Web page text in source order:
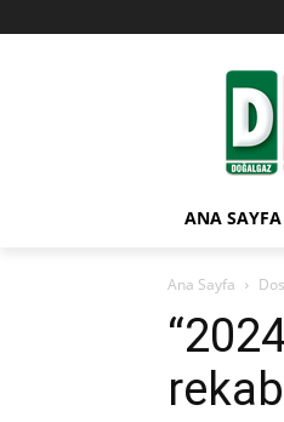
ANA SAYFA
Ana Sayfa